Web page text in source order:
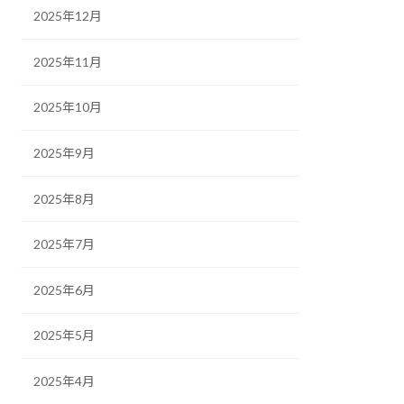
2025年12月
2025年11月
2025年10月
2025年9月
2025年8月
2025年7月
2025年6月
2025年5月
2025年4月